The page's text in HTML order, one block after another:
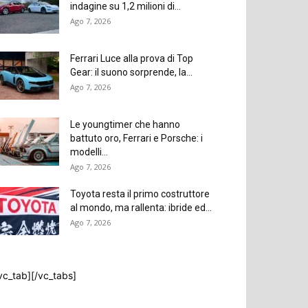
indagine su 1,2 milioni di...
Ago 7, 2026
Ferrari Luce alla prova di Top
Gear: il suono sorprende, la...
Ago 7, 2026
Le youngtimer che hanno
battuto oro, Ferrari e Porsche: i
modelli...
Ago 7, 2026
Toyota resta il primo costruttore
al mondo, ma rallenta: ibride ed...
Ago 7, 2026
vc_tabs]